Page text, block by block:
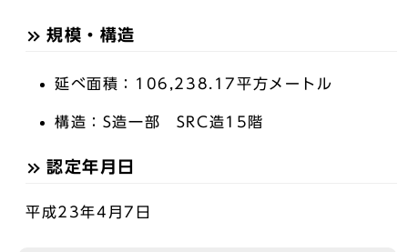
規模・構造
延べ面積：106,238.17平方メートル
構造：S造一部 SRC造15階
認定年月日
平成23年4月7日